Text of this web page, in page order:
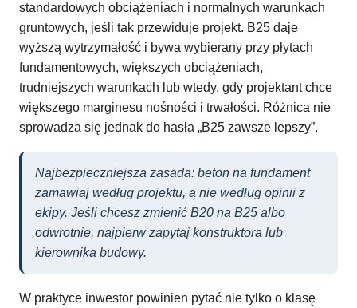
standardowych obciążeniach i normalnych warunkach
gruntowych, jeśli tak przewiduje projekt. B25 daje
wyższą wytrzymałość i bywa wybierany przy płytach
fundamentowych, większych obciążeniach,
trudniejszych warunkach lub wtedy, gdy projektant chce
większego marginesu nośności i trwałości. Różnica nie
sprowadza się jednak do hasła „B25 zawsze lepszy”.
Najbezpieczniejsza zasada: beton na fundament
zamawiaj według projektu, a nie według opinii z
ekipy. Jeśli chcesz zmienić B20 na B25 albo
odwrotnie, najpierw zapytaj konstruktora lub
kierownika budowy.
W praktyce inwestor powinien pytać nie tylko o klasę